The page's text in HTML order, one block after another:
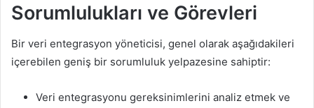
Sorumlulukları ve Görevleri
Bir veri entegrasyon yöneticisi, genel olarak aşağıdakileri
içerebilen geniş bir sorumluluk yelpazesine sahiptir:
Veri entegrasyonu gereksinimlerini analiz etmek ve